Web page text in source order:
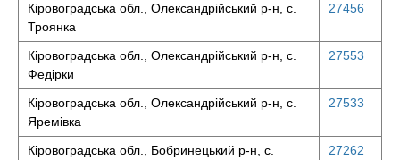
Кіровоградська обл., Олександрійський р-н, с.
Троянка
27456
Кіровоградська обл., Олександрійський р-н, с.
Федірки
27553
Кіровоградська обл., Олександрійський р-н, с.
Яремівка
27533
Кіровоградська обл., Бобринецький р-н, с.
27262